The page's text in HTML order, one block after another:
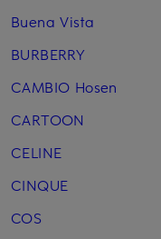
Buena Vista
BURBERRY
CAMBIO Hosen
CARTOON
CELINE
CINQUE
COS